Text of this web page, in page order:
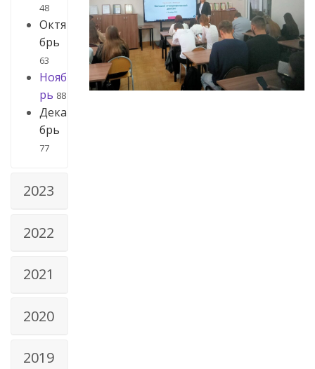
48
Октя
брь
63
Нояб
рь 88
Дека
брь
77
2023
2022
2021
2020
2019